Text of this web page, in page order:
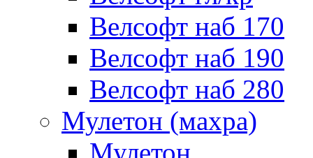
Велсофт наб 170
Велсофт наб 190
Велсофт наб 280
Мулетон (махра)